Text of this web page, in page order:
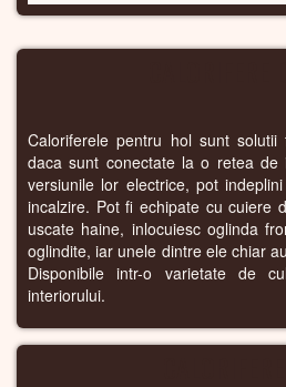
Caloriferele pentru hol sunt solutii
daca sunt conectate la o retea de
versiunile lor electrice, pot
incalzire. Pot fi echipate cu cuiere
uscate haine, inlocuiesc oglinda
oglindite, iar unele dintre ele chiar
Disponibile intr-o varietate de
interiorului.